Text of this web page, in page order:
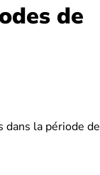
de
la période de